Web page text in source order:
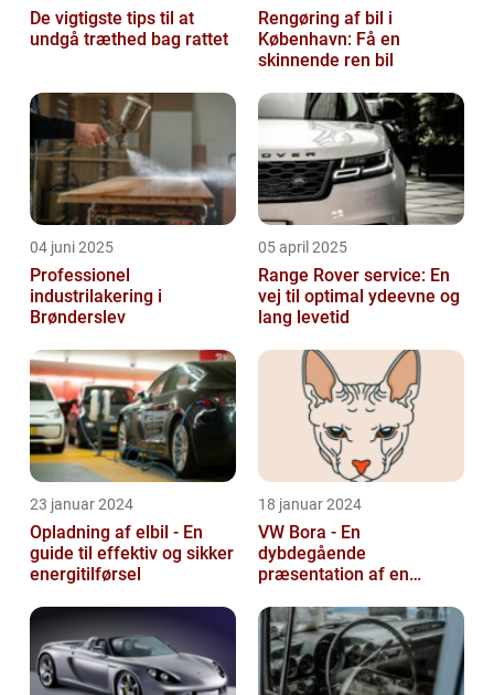
De vigtigste tips til at
undgå træthed bag rattet
Rengøring af bil i
København: Få en
skinnende ren bil
04 juni 2025
Professionel
industrilakering i
Brønderslev
05 april 2025
Range Rover service: En
vej til optimal ydeevne og
lang levetid
23 januar 2024
Opladning af elbil - En
guide til effektiv og sikker
energitilførsel
18 januar 2024
VW Bora - En
dybdegående
præsentation af en